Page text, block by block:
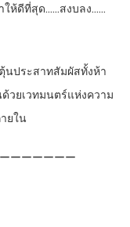
ให้ดีที่สุด……สงบลง……
นประสาทสัมผัสทั้งห้า
วยเวทมนตร์แห่งความ
ยใน
ーーーーーー